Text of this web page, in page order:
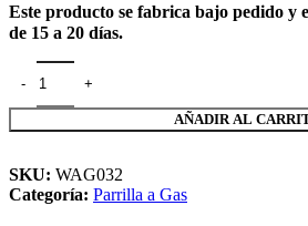
Este producto se fabrica bajo pedido y
de 15 a 20 días.
AÑADIR AL
SKU: WAG032
Categoría: Parrilla a Gas